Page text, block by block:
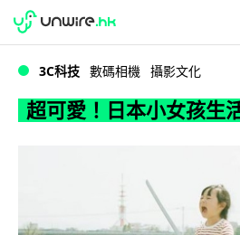
超可愛！日本小女孩生
WWDC 2026
3C科技 數碼相機 攝影文化
超可愛！日本小女孩生